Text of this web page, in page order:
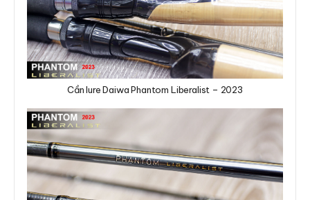
Cần lure Daiwa Phantom Liberalist – 2023